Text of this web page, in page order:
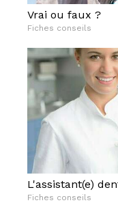
Vrai ou faux ?
Fiches conseils
L'assistant(e)
Fiches conseils